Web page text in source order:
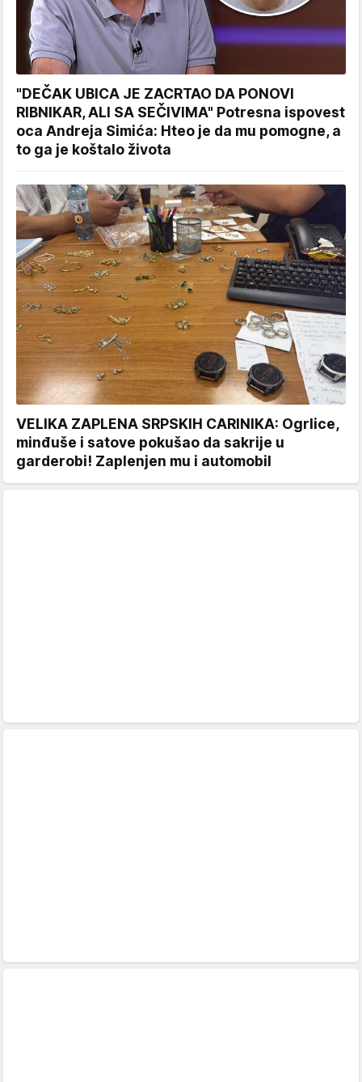
"DEČAK UBICA JE ZACRTAO DA PONOVI
RIBNIKAR, ALI SA SEČIVIMA" Potresna ispovest
oca Andreja Simića: Hteo je da mu pomogne, a
to ga je koštalo života
VELIKA ZAPLENA SRPSKIH CARINIKA: Ogrlice,
minđuše i satove pokušao da sakrije u
garderobi! Zaplenjen mu i automobil